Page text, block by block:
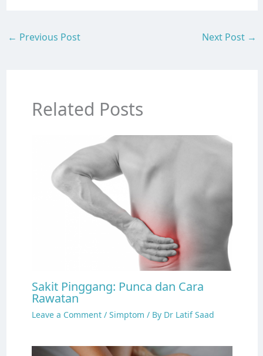
← Previous Post Next Post →
Related Posts
Sakit Pinggang: Punca dan Cara
Rawatan
Leave a Comment / Simptom / By Dr Latif Saad